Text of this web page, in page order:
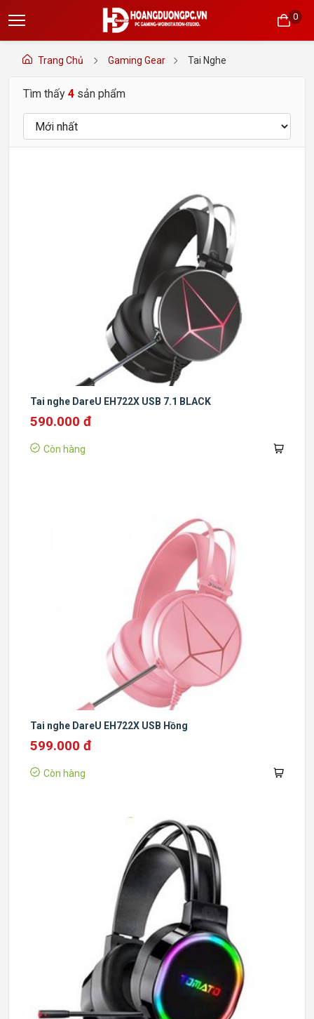
0
Trang Chủ Gaming Gear Tai Nghe
Tìm thấy 4 sản phẩm
Tai nghe DareU EH722X USB 7.1 BLACK
590.000 đ
Còn hàng
Tai nghe DareU EH722X USB Hồng
599.000 đ
Còn hàng